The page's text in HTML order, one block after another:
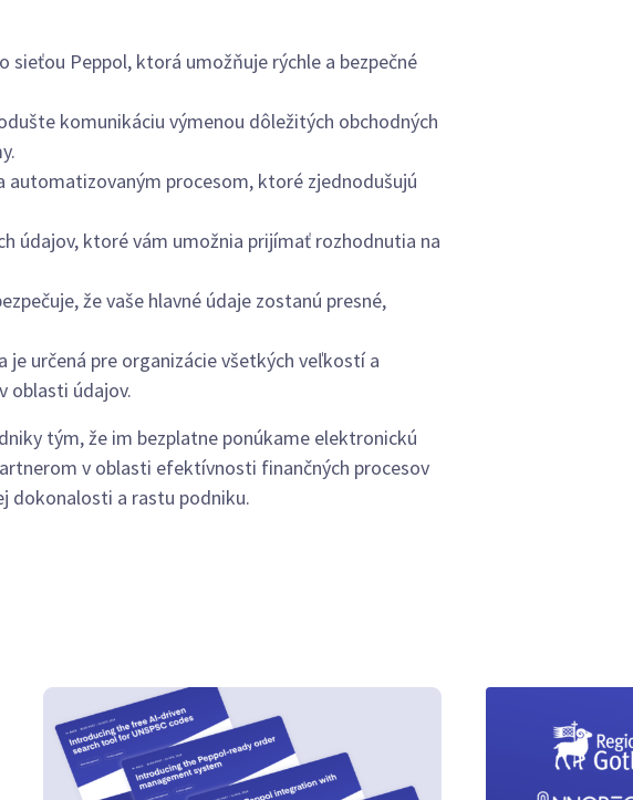
sieťou Peppol, ktorá umožňuje rýchle a bezpečné
komunikáciu výmenou dôležitých obchodných
automatizovaným procesom, ktoré zjednodušujú
údajov, ktoré vám umožnia prijímať rozhodnutia na
že vaše hlavné údaje zostanú presné,
je určená pre organizácie všetkých veľkostí a
oblasti údajov.
tým, že im bezplatne ponúkame elektronickú
v oblasti efektívnosti finančných procesov
dokonalosti a rastu podniku.